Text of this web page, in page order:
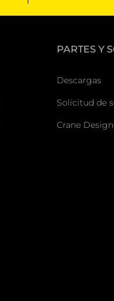
PARTES Y
Descargas
Solicitud de
Crane